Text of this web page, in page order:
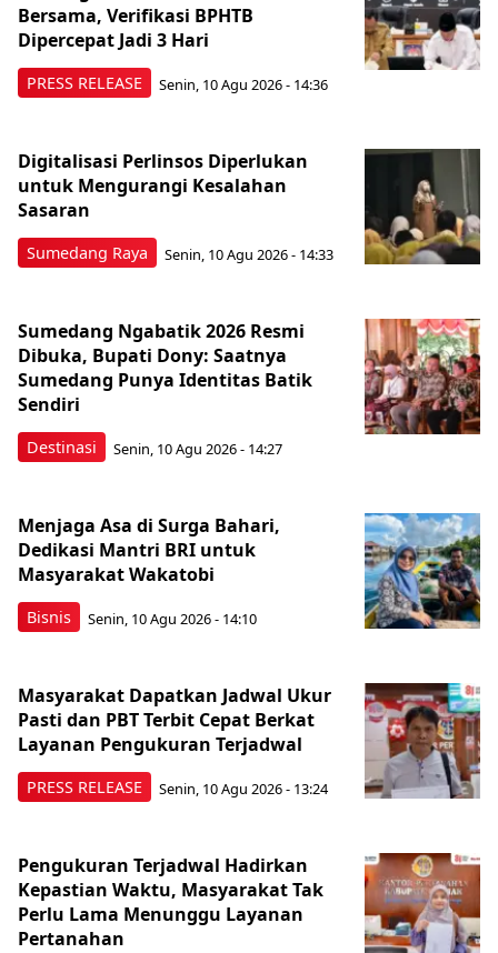
PRESS RELEASE
Bersama, Verifikasi BPHTB
Dipercepat Jadi 3 Hari
Senin, 10 Agu 2026 - 14:36
Sumedang Raya
Digitalisasi Perlinsos Diperlukan
untuk Mengurangi Kesalahan
Sasaran
Senin, 10 Agu 2026 - 14:33
Destinasi
Sumedang Ngabatik 2026 Resmi
Dibuka, Bupati Dony: Saatnya
Sumedang Punya Identitas Batik
Sendiri
Senin, 10 Agu 2026 - 14:27
Bisnis
Menjaga Asa di Surga Bahari,
Dedikasi Mantri BRI untuk
Masyarakat Wakatobi
Senin, 10 Agu 2026 - 14:10
PRESS RELEASE
Masyarakat Dapatkan Jadwal Ukur
Pasti dan PBT Terbit Cepat Berkat
Layanan Pengukuran Terjadwal
Senin, 10 Agu 2026 - 13:24
Pengukuran Terjadwal Hadirkan
Kepastian Waktu, Masyarakat Tak
Perlu Lama Menunggu Layanan
Pertanahan